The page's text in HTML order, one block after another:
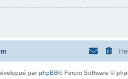
parphpBB® Forum Software ©